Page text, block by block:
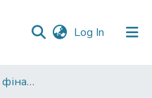
Log In (current)
Факультет обліку та фінансів